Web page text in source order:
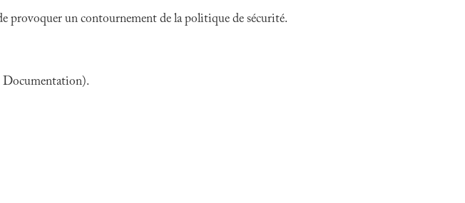
provoquer un contournement de la politique de sécurité.
Documentation).